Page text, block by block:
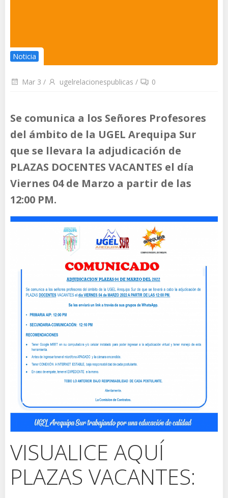
Noticia
Mar 3 / ugelrelacionespublicas / 0
Se comunica a los Señores Profesores
del ámbito de la UGEL Arequipa Sur
que se llevara la adjudicación de
PLAZAS DOCENTES VACANTES el día
Viernes 04 de Marzo a partir de las
12:00 PM.
VISUALICE AQUÍ
PLAZAS VACANTES: